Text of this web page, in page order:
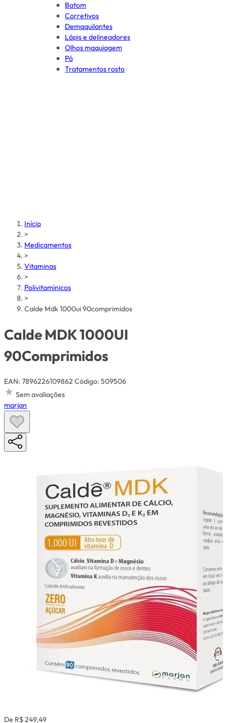
Batom
Corretivos
Demaquilantes
Lápis e delineadores
Olhos maquiagem
Pó
Tratamentos rosto
Início
>
Medicamentos
>
Vitaminas
>
Polivitamínicos
>
Calde Mdk 1000ui 90comprimidos
Calde MDK 1000UI
90Comprimidos
EAN: 7896226109862 Código: 509506
Sem avaliações
marjan
De R$ 249,49